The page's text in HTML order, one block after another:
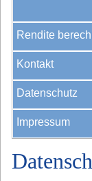
Rendite
Kontakt
Datenschutz
Impressum